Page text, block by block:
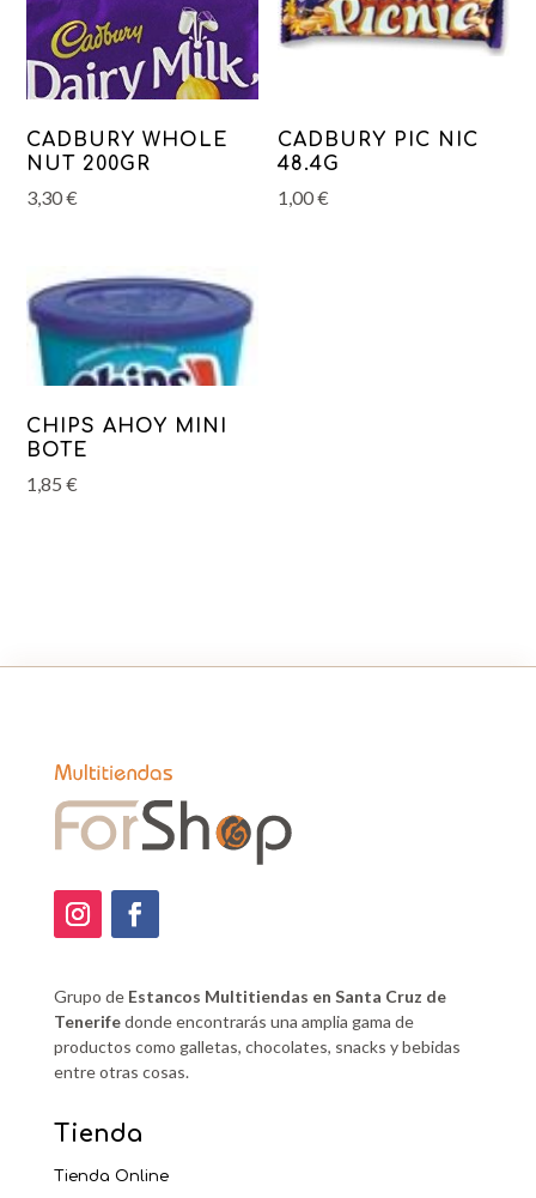
CADBURY WHOLE
NUT 200GR
3,30€
CADBURY PIC NIC
48.4G
1,00€
CHIPS AHOY MINI
BOTE
1,85€
Grupo de Estancos Multitiendas en Santa Cruz de
Tenerifedonde encontrarás una amplia gama de
productos como galletas, chocolates, snacks y bebidas
entre otras cosas.
Tienda
Tienda Online